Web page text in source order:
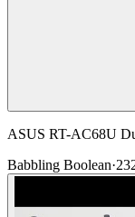
ASUS RT-AC68U
Babbling Boolean·